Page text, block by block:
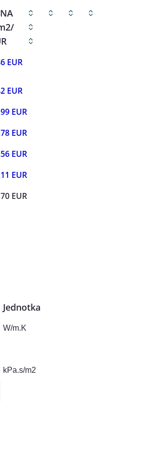
EUR
EUR
EUR
EUR
EUR
EUR
EUR
Jednotka
W/m.K
kPa.s/m2